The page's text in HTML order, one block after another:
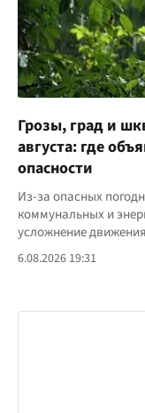
Грозы, град и
августа: где
опасности
Из-за опасных
коммунальных и
усложнение
6.08.2026 19:31